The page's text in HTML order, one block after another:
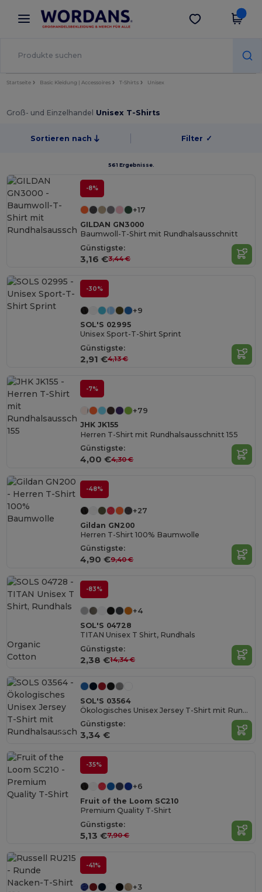
× Wordans App
Bessere Preise in der App!
App holen
Startseite Basic Kleidung | Accessoires T-Shirts Unisex
Groß- und Einzelhandel Unisex T-Shirts
Sortieren nach Filter ✓
561 Ergebnisse.
-8%
+17
GILDAN GN3000
Baumwoll-T-Shirt mit Rundhalsausschnitt
Günstigste:
3,16 €3,44 €
-30%
+9
SOL'S 02995
Unisex Sport-T-Shirt Sprint
Günstigste:
2,91 €4,13 €
-7%
+79
JHK JK155
Herren T-Shirt mit Rundhalsausschnitt 155
Günstigste:
4,00 €4,30 €
-48%
+27
Gildan GN200
Herren T-Shirt 100% Baumwolle
Günstigste:
4,90 €9,40 €
-83%
+4
SOL'S 04728
TITAN Unisex T Shirt, Rundhals
Günstigste:
2,38 €14,34 €
Organic
Cotton
SOL'S 03564
Ökologisches Unisex Jersey T-Shirt mit Rundhalsausschnitt
Günstigste:
3,34 €
-35%
+6
Fruit of the Loom SC210
Premium Quality T-Shirt
Günstigste:
5,13 €7,90 €
-41%
+3